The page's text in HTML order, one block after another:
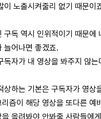
이 노출시켜줄리 없기 때문이
구독 역시 인위적이기 때문에
늘어나면 좋겠죠.
독자가 내 영상을 봐주지 않
상하는 기본은 구독자가 영상
즘이 해당 영상을 또다른 예
을 올려봐야 안봐줄 사람들에